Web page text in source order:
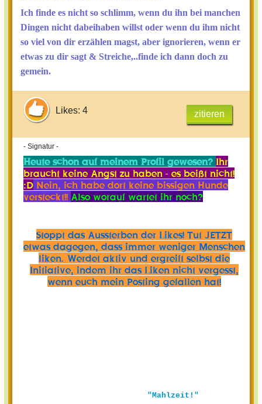
Ich finde es nicht so schlimm, wenn du ihn bei manchen
Dingen nicht dabeihaben willst oder wenn du ihm nicht
so viel von dir erzählen magst, aber ignorieren, wenn er
etwas zu dir sagt & Streiche,..finde ich dann doch zu
gemein.
Likes: 4 zitieren
- Signatur -
Heute schon auf meinem Profil gewesen? Ihr
braucht keine Angst zu haben - es beißt nicht!
:D Nein, ich habe dort keine bissigen Hunde
versteckt!! Also worauf wartet ihr noch?
Stoppt das Aussterben der Likes! Tut JETZT
etwas dagegen, dass immer weniger Menschen
liken. Werdet aktiv und ergreift selbst die
Initiative, indem ihr das Liken nicht vergesst,
wenn euch mein Posting gefallen hat!
"Mahlzeit!"